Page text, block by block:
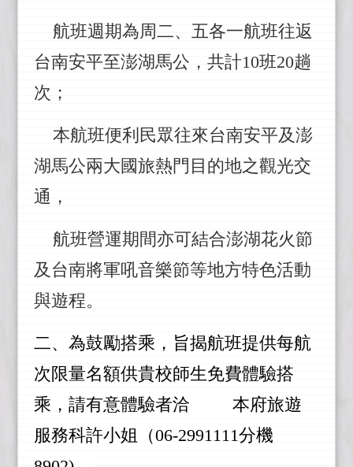
航班週期為周二、五各一航班往返
台南安平至澎湖馬公，共計10班20趟
次；
本航班便利民眾往來台南安平及澎
湖馬公兩大國旅熱門目的地之觀光交
通，
航班營運期間亦可結合澎湖花火節
及台南將軍吼音樂節等地方特色活動
與遊程。
二、為鼓勵搭乘，旨揭航班提供每航
次限量名額供貴校師生免費體驗搭
乘，請有意體驗者洽 本府旅遊
服務科許小姐（06-2991111分機